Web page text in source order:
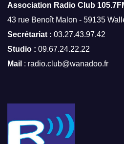
Association Radio Club
43 rue Benoît Malon - 59135
Secrétariat : 03.27.43.97.42
Studio : 09.67.24.22.22
Mail : radio.club@wanadoo.fr